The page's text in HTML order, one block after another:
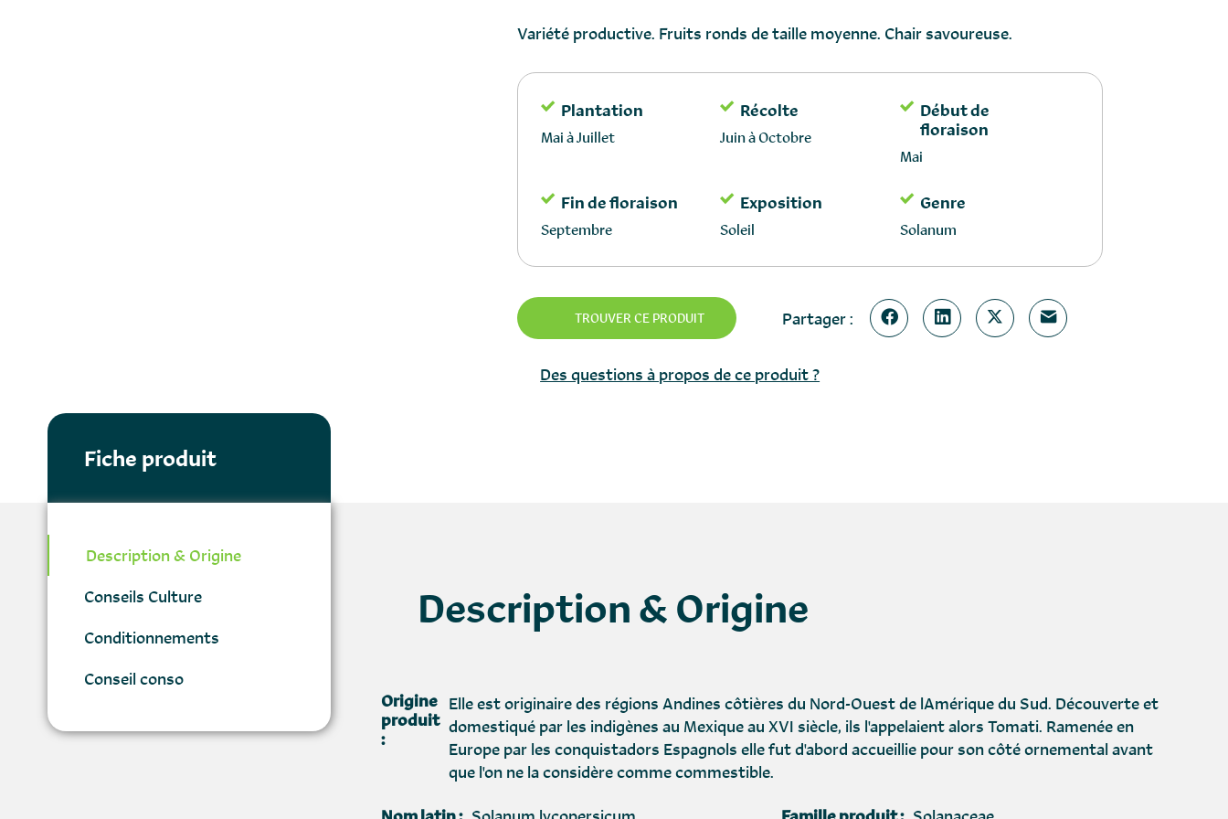
Variété productive. Fruits ronds de taille moyenne. Chair savoureuse.
Plantation
Mai à Juillet
Récolte
Juin à Octobre
Début de
floraison
Mai
Fin de floraison
Septembre
Exposition
Soleil
Genre
Solanum
TROUVER CE PRODUIT Partager :
Des questions à propos de ce produit ?
Fiche produit
Description & Origine
Conseils Culture
Conditionnements
Conseil conso
Description & Origine
Origine
produit
:
Elle est originaire des régions Andines côtières du Nord-Ouest de lAmérique du Sud. Découverte et
domestiqué par les indigènes au Mexique au XVI siècle, ils l'appelaient alors Tomati. Ramenée en
Europe par les conquistadors Espagnols elle fut d'abord accueillie pour son côté ornemental avant
que l'on ne la considère comme commestible.